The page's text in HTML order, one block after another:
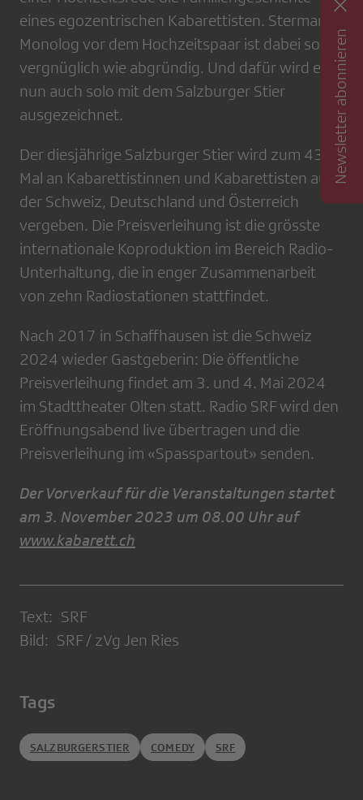
eines egozentrischen Kabarettisten. Stermanns
Monolog vor dem Hochzeitspaar ist dabei so
vergnüglich wie abgründig. Und dafür wird er
nun auch solo mit dem Salzburger Stier
ausgezeichnet.
Der diesjährige Salzburger Stier wird zum 43.
Mal an Kabarettistinnen und Kabarettisten aus
der Schweiz, Deutschland und Österreich
vergeben. Die Preisverleihung ist die grösste
internationale Koproduktion im Bereich Radio-
Unterhaltung, die in enger Zusammenarbeit
von zehn Radiostationen stattfindet.
Nach 2017 in Schaffhausen ist die Schweiz
2024 wieder Gastgeberin: Die öffentliche
Preisverleihung findet am 3. und 4. Mai 2024
im Stadttheater Olten statt. Radio SRF wird den
Eröffnungsabend live übertragen und die
Preisverleihung im «Spasspartout» senden.
Der Vorverkauf für die Veranstaltungen startet
am 3. November 2023 um 08.00 Uhr auf
www.kabarett.ch​
Text: SRF
Bild: SRF / zVg Jen Ries
Tags
SALZBURGERSTIER COMEDY SRF
Newsletter abonnieren